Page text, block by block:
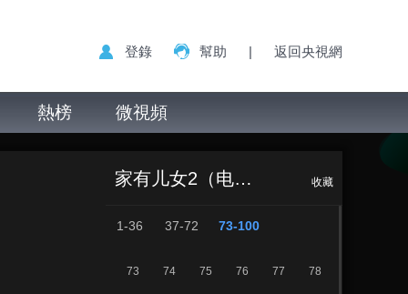
登錄 幫助 | 返回央視網
熱榜 微視頻
家有儿女2（电视剧） 收藏
1-36 37-72 73-100
73 74 75 76 77 78